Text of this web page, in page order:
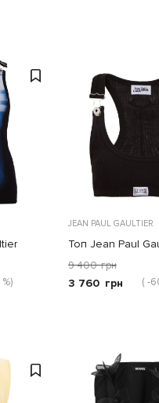
JEAN PAUL GAULTIER
Топ Jean Paul
чорний
9 400 грн
3 760 грн ( -